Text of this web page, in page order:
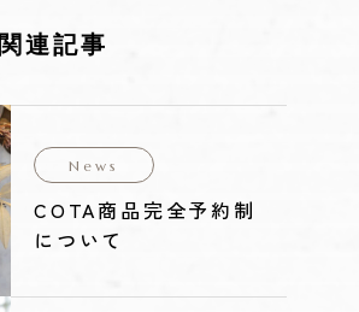
関連記事
News
COTA商品完全予約制
について